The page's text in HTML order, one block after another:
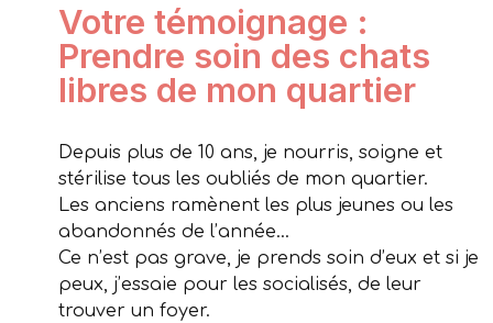
Votre témoignage :
Prendre soin des chats
libres de mon quartier
Depuis plus de 10 ans, je nourris, soigne et
stérilise tous les oubliés de mon quartier.
Les anciens ramènent les plus jeunes ou les
abandonnés de l’année…
Ce n’est pas grave, je prends soin d’eux et si je
peux, j’essaie pour les socialisés, de leur
trouver un foyer.